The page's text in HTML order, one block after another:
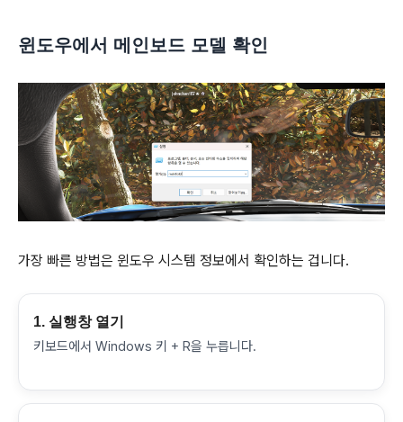
윈도우에서 메인보드 모델 확인
가장 빠른 방법은 윈도우 시스템 정보에서 확인하는 겁니다.
1. 실행창 열기
키보드에서 Windows 키 + R을 누릅니다.